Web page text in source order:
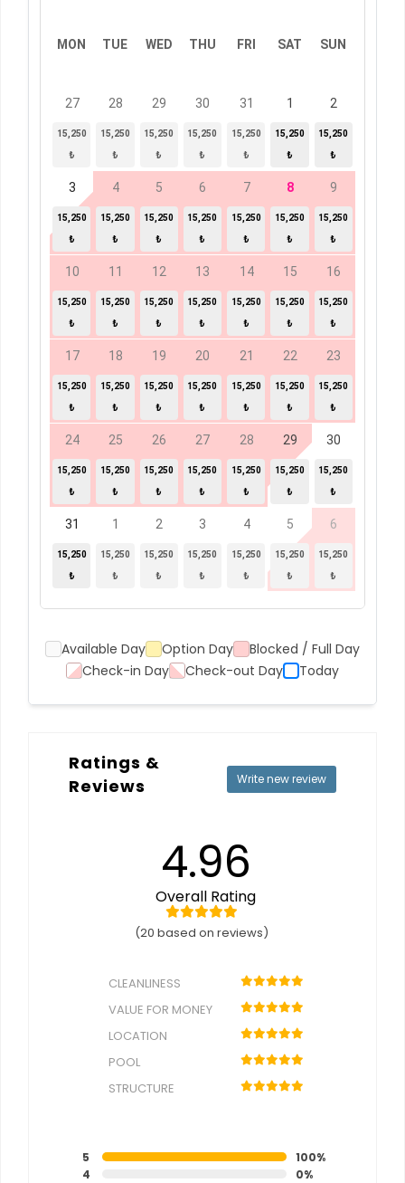
MON TUE WED THU FRI SAT SUN
27
15,250
₺
28
15,250
₺
29
15,250
₺
30
15,250
₺
31
15,250
₺
1
15,250
₺
2
15,250
₺
3
15,250
₺
4
15,250
₺
5
15,250
₺
6
15,250
₺
7
15,250
₺
8
15,250
₺
9
15,250
₺
10
15,250
₺
11
15,250
₺
12
15,250
₺
13
15,250
₺
14
15,250
₺
15
15,250
₺
16
15,250
₺
17
15,250
₺
18
15,250
₺
19
15,250
₺
20
15,250
₺
21
15,250
₺
22
15,250
₺
23
15,250
₺
24
15,250
₺
25
15,250
₺
26
15,250
₺
27
15,250
₺
28
15,250
₺
29
15,250
₺
30
15,250
₺
31
15,250
₺
1
15,250
₺
2
15,250
₺
3
15,250
₺
4
15,250
₺
5
15,250
₺
6
15,250
₺
Available Day Option Day
Blocked / Full Day
Check-in Day
Check-out Day Today
Ratings &
Reviews
Write new review
4.96
Overall Rating
(20 based on reviews)
CLEANLINESS
VALUE FOR MONEY
LOCATION
POOL
STRUCTURE
5
100%
4
0%